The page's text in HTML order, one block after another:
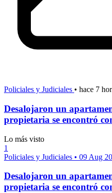
Policiales y Judiciales • hace 7
Desalojaron un
propietaria se encontró
Lo más visto
1
Policiales y Judiciales • 09 Aug
Desalojaron un
propietaria se encontró